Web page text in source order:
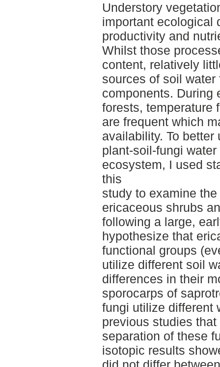
Understory
important ecological
productivity and
Whilst those
content, relatively
sources of soil water
components. During
forests, temperature
are frequent which
availability. To
plant-soil-fungi
ecosystem, I used
this
study to examine
ericaceous shrubs
following a large,
hypothesize that
functional groups
utilize different soil
differences in their
sporocarps of
fungi utilize different
previous studies
separation of these
isotopic results